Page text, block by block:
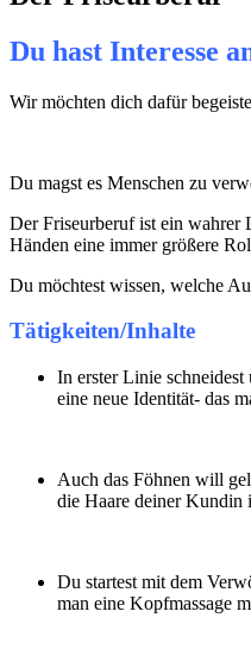
Du hast Interesse
Wir möchten dich dafür
Du magst es Menschen zu
Der Friseurberuf ist ein wahrer
Händen eine immer größere
Du möchtest wissen, welche
Tätigkeiten/Inhalte
In erster Linie
eine neue Identität- das
Auch das Föhnen will
die Haare deiner Kundin
Du startest mit dem
man eine Kopfmassage